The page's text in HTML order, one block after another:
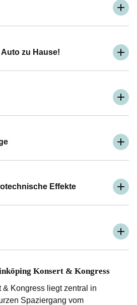
zu Hause!
Effekte
Konsert & Kongress
Kongress liegt zentral in
Spaziergang vom